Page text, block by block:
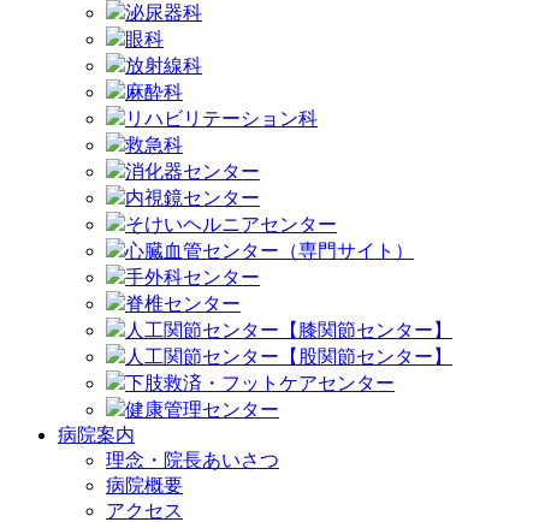
泌尿器科
眼科
放射線科
麻酔科
リハビリテーション科
救急科
消化器センター
内視鏡センター
そけいヘルニアセンター
心臓血管センター（専門サイト）
手外科センター
脊椎センター
人工関節センター【膝関節センター】
人工関節センター【股関節センター】
下肢救済・フットケアセンター
健康管理センター
病院案内
理念・院長あいさつ
病院概要
アクセス